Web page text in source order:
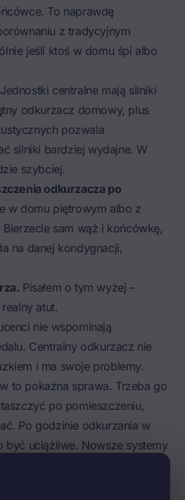
To naprawdę
z tradycyjnym
jeśli ktoś w domu śpi albo
Jednostki centralne mają silniki
odkurzacz domowy, plus
pozwala
silniki bardziej wydajne. W
szybciej.
odkurzacza po
w domu piętrowym albo z
sam wąż i końcówkę,
na danej kondygnacji,
Pisałem o tym wyżej –
atut.
nie wspominają
Centralny odkurzacz nie
i ma swoje problemy.
to pokaźna sprawa. Trzeba go
po pomieszczeniu,
Po godzinie odkurzania w
być uciążliwe. Nowsze systemy
ale są droższe i wymagają